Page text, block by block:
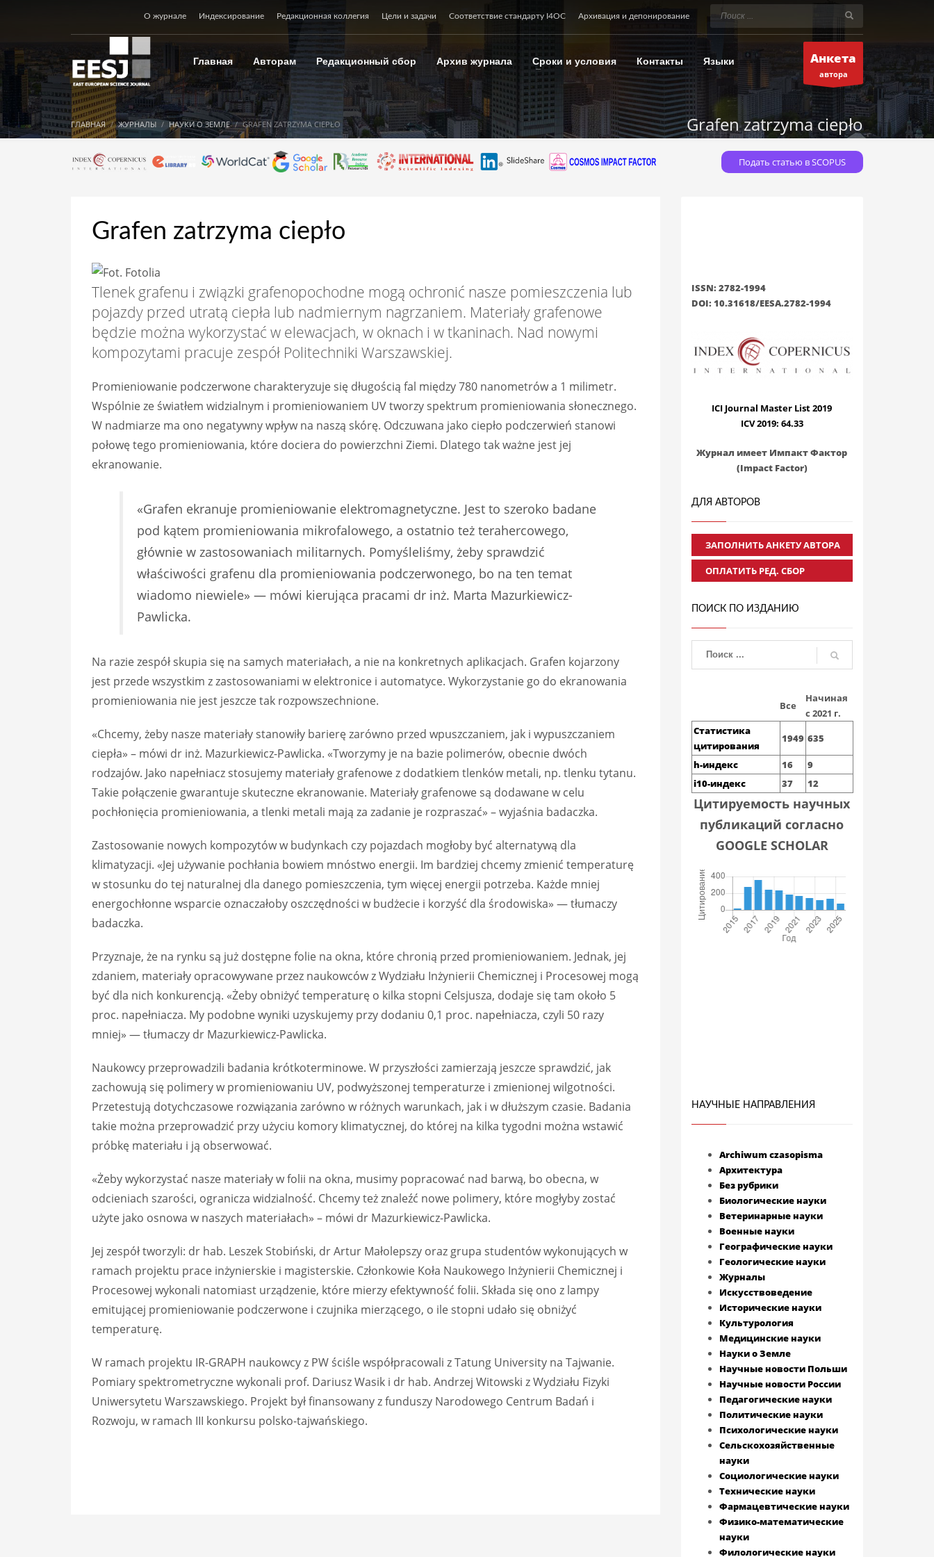
О журнале Индексирование Редакционная коллегия Цели и задачи Соответствие стандарту I4OC Архивация и депонирование
Главная Авторам Редакционный сбор Архив журнала Сроки и условия Контакты Языки Анкета
автора
ГЛАВНАЯ ЖУРНАЛЫ НАУКИ О ЗЕМЛЕ GRAFEN ZATRZYMA CIEPŁO Grafen zatrzyma ciepło
Подать статью в SCOPUS
Grafen zatrzyma ciepło
Tlenek grafenu i związki grafenopochodne mogą ochronić nasze pomieszczenia lub
pojazdy przed utratą ciepła lub nadmiernym nagrzaniem. Materiały grafenowe
będzie można wykorzystać w elewacjach, w oknach i w tkaninach. Nad nowymi
kompozytami pracuje zespół Politechniki Warszawskiej.
Promieniowanie podczerwone charakteryzuje się długością fal między 780 nanometrów a 1 milimetr.
Wspólnie ze światłem widzialnym i promieniowaniem UV tworzy spektrum promieniowania słonecznego.
W nadmiarze ma ono negatywny wpływ na naszą skórę. Odczuwana jako ciepło podczerwień stanowi
połowę tego promieniowania, które dociera do powierzchni Ziemi. Dlatego tak ważne jest jej
ekranowanie.
«Grafen ekranuje promieniowanie elektromagnetyczne. Jest to szeroko badane
pod kątem promieniowania mikrofalowego, a ostatnio też terahercowego,
głównie w zastosowaniach militarnych. Pomyśleliśmy, żeby sprawdzić
właściwości grafenu dla promieniowania podczerwonego, bo na ten temat
wiadomo niewiele» — mówi kierująca pracami dr inż. Marta Mazurkiewicz-
Pawlicka.
Na razie zespół skupia się na samych materiałach, a nie na konkretnych aplikacjach. Grafen kojarzony
jest przede wszystkim z zastosowaniami w elektronice i automatyce. Wykorzystanie go do ekranowania
promieniowania nie jest jeszcze tak rozpowszechnione.
«Chcemy, żeby nasze materiały stanowiły barierę zarówno przed wpuszczaniem, jak i wypuszczaniem
ciepła» – mówi dr inż. Mazurkiewicz-Pawlicka. «Tworzymy je na bazie polimerów, obecnie dwóch
rodzajów. Jako napełniacz stosujemy materiały grafenowe z dodatkiem tlenków metali, np. tlenku tytanu.
Takie połączenie gwarantuje skuteczne ekranowanie. Materiały grafenowe są dodawane w celu
pochłonięcia promieniowania, a tlenki metali mają za zadanie je rozpraszać» – wyjaśnia badaczka.
Zastosowanie nowych kompozytów w budynkach czy pojazdach mogłoby być alternatywą dla
klimatyzacji. «Jej używanie pochłania bowiem mnóstwo energii. Im bardziej chcemy zmienić temperaturę
w stosunku do tej naturalnej dla danego pomieszczenia, tym więcej energii potrzeba. Każde mniej
energochłonne wsparcie oznaczałoby oszczędności w budżecie i korzyść dla środowiska» — tłumaczy
badaczka.
Przyznaje, że na rynku są już dostępne folie na okna, które chronią przed promieniowaniem. Jednak, jej
zdaniem, materiały opracowywane przez naukowców z Wydziału Inżynierii Chemicznej i Procesowej mogą
być dla nich konkurencją. «Żeby obniżyć temperaturę o kilka stopni Celsjusza, dodaje się tam około 5
proc. napełniacza. My podobne wyniki uzyskujemy przy dodaniu 0,1 proc. napełniacza, czyli 50 razy
mniej» — tłumaczy dr Mazurkiewicz-Pawlicka.
Naukowcy przeprowadzili badania krótkoterminowe. W przyszłości zamierzają jeszcze sprawdzić, jak
zachowują się polimery w promieniowaniu UV, podwyższonej temperaturze i zmienionej wilgotności.
Przetestują dotychczasowe rozwiązania zarówno w różnych warunkach, jak i w dłuższym czasie. Badania
takie można przeprowadzić przy użyciu komory klimatycznej, do której na kilka tygodni można wstawić
próbkę materiału i ją obserwować.
«Żeby wykorzystać nasze materiały w folii na okna, musimy popracować nad barwą, bo obecna, w
odcieniach szarości, ogranicza widzialność. Chcemy też znaleźć nowe polimery, które mogłyby zostać
użyte jako osnowa w naszych materiałach» – mówi dr Mazurkiewicz-Pawlicka.
Jej zespół tworzyli: dr hab. Leszek Stobiński, dr Artur Małolepszy oraz grupa studentów wykonujących w
ramach projektu prace inżynierskie i magisterskie. Członkowie Koła Naukowego Inżynierii Chemicznej i
Procesowej wykonali natomiast urządzenie, które mierzy efektywność folii. Składa się ono z lampy
emitującej promieniowanie podczerwone i czujnika mierzącego, o ile stopni udało się obniżyć
temperaturę.
W ramach projektu IR-GRAPH naukowcy z PW ściśle współpracowali z Tatung University na Tajwanie.
Pomiary spektrometryczne wykonali prof. Dariusz Wasik i dr hab. Andrzej Witowski z Wydziału Fizyki
Uniwersytetu Warszawskiego. Projekt był finansowany z funduszy Narodowego Centrum Badań i
Rozwoju, w ramach III konkursu polsko-tajwańskiego.
ISSN: 2782-1994
DOI: 10.31618/EESA.2782-1994
ICI Journal Master List 2019
ICV 2019: 64.33
Журнал имеет Импакт Фактор
(Impact Factor)
ДЛЯ АВТОРОВ
ЗАПОЛНИТЬ АНКЕТУ АВТОРА
ОПЛАТИТЬ РЕД. СБОР
ПОИСК ПО ИЗДАНИЮ
Все
Начиная
с 2021 г.
Статистика
цитирования
1949 635
h-индекс 16
9
i10-индекс
37 12
Цитируемость научных
публикаций согласно
GOOGLE SCHOLAR
НАУЧНЫЕ НАПРАВЛЕНИЯ
Archiwum czasopisma
Архитектура
Без рубрики
Биологические науки
Ветеринарные науки
Военные науки
Географические науки
Геологические науки
Журналы
Искусствоведение
Исторические науки
Культурология
Медицинские науки
Науки о Земле
Научные новости Польши
Научные новости России
Педагогические науки
Политические науки
Психологические науки
Сельскохозяйственные
науки
Социологические науки
Технические науки
Фармацевтические науки
Физико-математические
науки
Филологические науки